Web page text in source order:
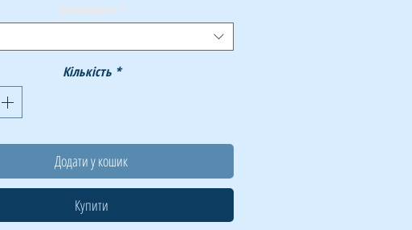
Особливості *
Кількість *
Додати у кошик
Купити